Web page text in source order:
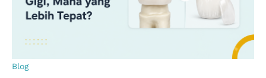
Blog